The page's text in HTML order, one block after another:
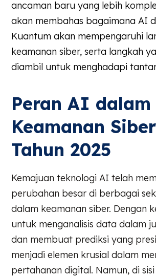
ancaman baru yang lebih
akan membahas bagaimana AI
Kuantum akan mempengaruhi
keamanan siber, serta langkah
diambil untuk menghadapi
Peran AI dalam
Keamanan
Tahun 2025
Kemajuan teknologi AI telah
perubahan besar di berbagai
dalam keamanan siber. Dengan
untuk menganalisis data dalam
dan membuat prediksi yang
menjadi elemen krusial dalam
pertahanan digital. Namun, di sisi